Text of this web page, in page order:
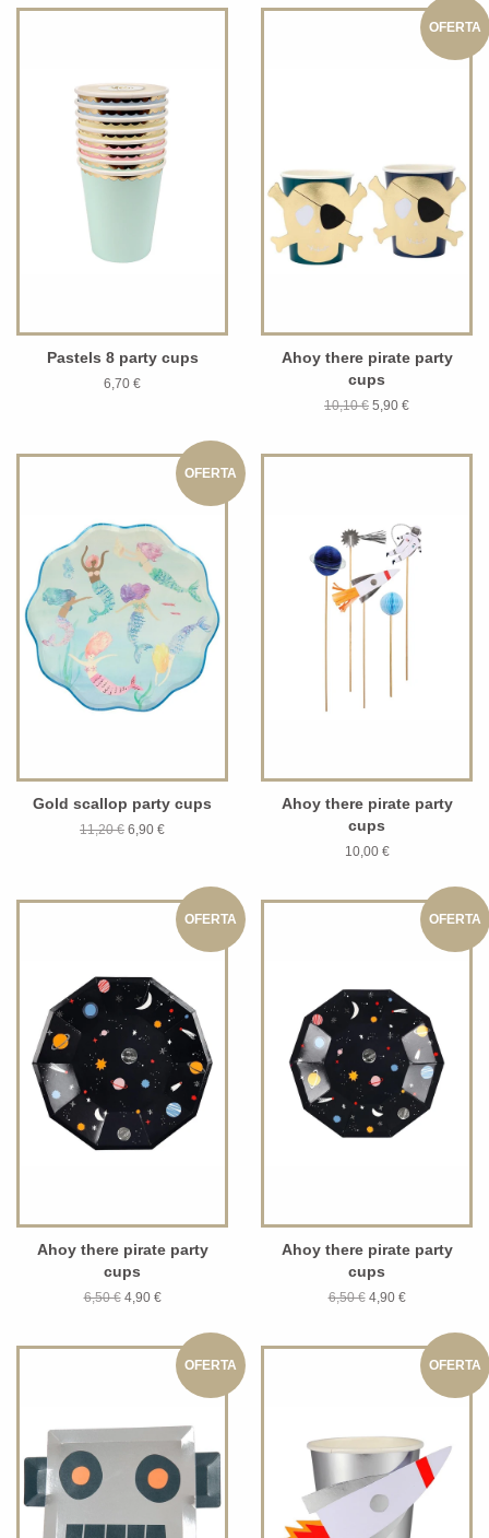
Pastels 8 party cups
6,70 €
OFERTA
Ahoy there pirate party
cups
10,10 € 5,90 €
OFERTA
Gold scallop party cups
11,20 € 6,90 €
Ahoy there pirate party
cups
10,00 €
OFERTA
Ahoy there pirate party
cups
6,50 €4,90 €
OFERTA
Ahoy there pirate party
cups
6,50 €4,90 €
OFERTA OFERTA